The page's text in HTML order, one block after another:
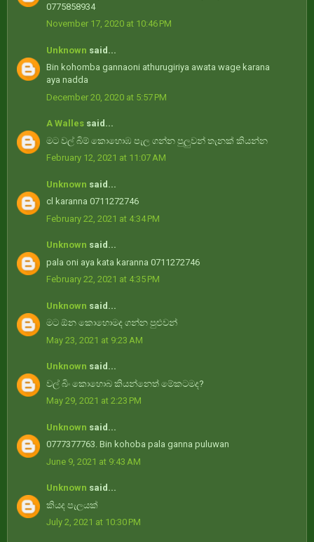
0775858934
November 17, 2020 at 10:46 PM
Unknown said...
Bin kohomba gannaoni athurugiriya awata wage karana
aya nadda
December 20, 2020 at 5:57 PM
A Walles said...
මට වල් බිම් කොහොඹ පැල ගන්න පුලුවන් තැනක් කියන්න
February 12, 2021 at 11:07 AM
Unknown said...
cl karanna 0711272746
February 22, 2021 at 4:34 PM
Unknown said...
pala oni aya kata karanna 0711272746
February 22, 2021 at 4:35 PM
Unknown said...
මට ඕන කොහොමද ගන්න පුළුවන්
May 23, 2021 at 9:23 AM
Unknown said...
වල් බිං කොහොබ කියන්නෙත් මේකටමද?
May 29, 2021 at 2:23 PM
Unknown said...
0777377763. Bin kohoba pala ganna puluwan
June 9, 2021 at 9:43 AM
Unknown said...
කියද පැලයක්
July 2, 2021 at 10:30 PM